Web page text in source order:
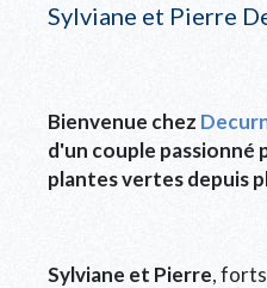
Sylviane et Pierre
Bienvenue chez
d'un couple passionné
plantes vertes depuis
Sylviane et Pierre,